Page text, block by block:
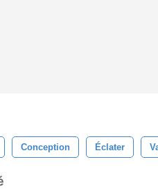
Conception Éclater